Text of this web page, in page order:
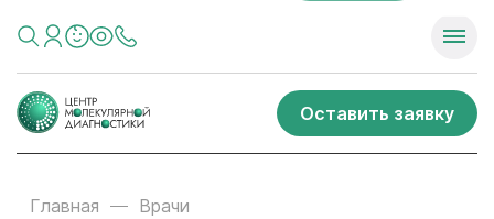
Оставить заявку
Главная
Врачи